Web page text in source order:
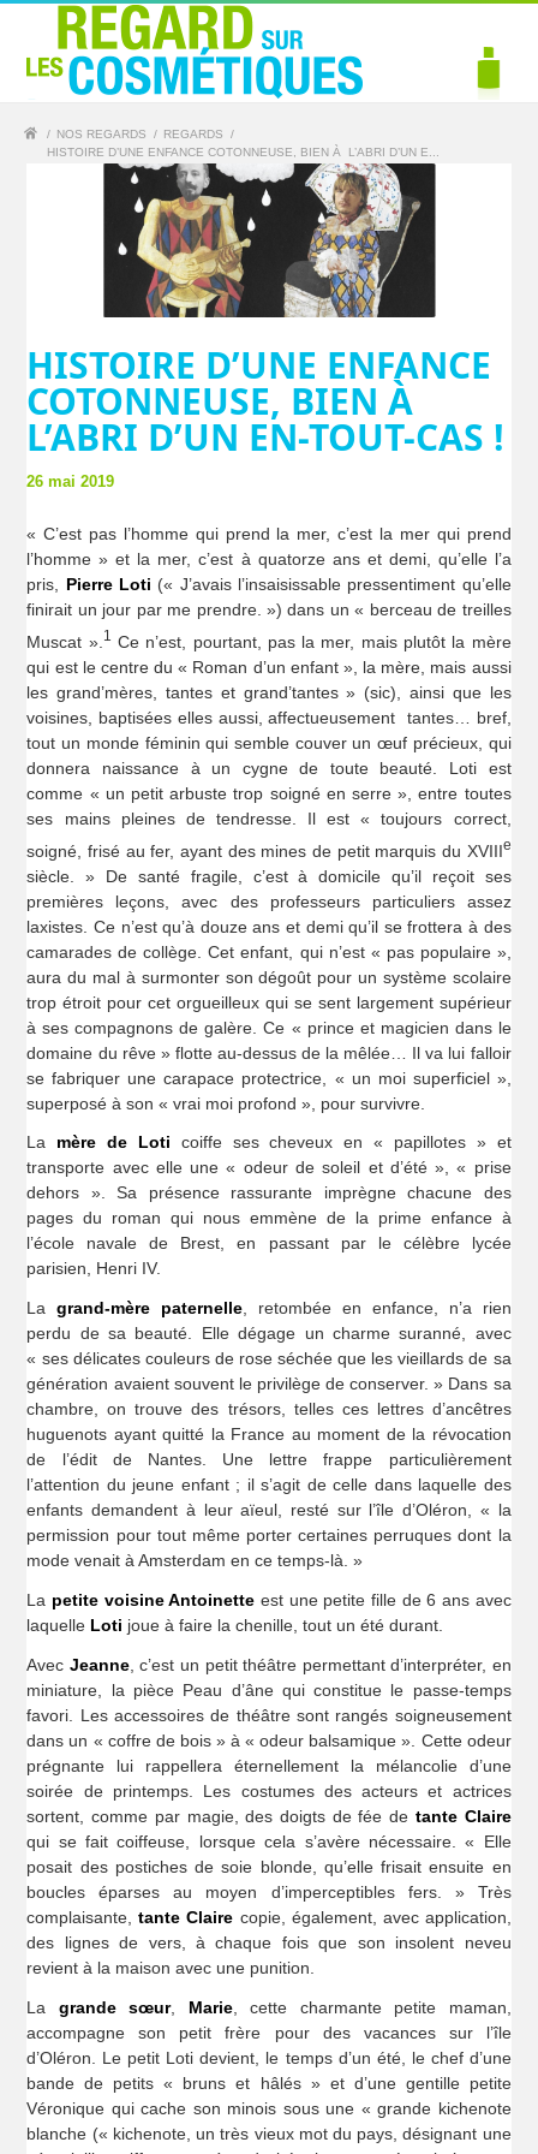
/ NOS REGARDS / REGARDS
/
HISTOIRE D’UNE ENFANCE COTONNEUSE, BIEN À L’ABRI D’UN E...
HISTOIRE D’UNE ENFANCE
COTONNEUSE, BIEN À
L’ABRI D’UN EN-TOUT-CAS !
26 mai 2019
« C’est pas l’homme qui prend la mer, c’est la mer qui prend
l’homme » et la mer, c’est à quatorze ans et demi, qu’elle l’a
pris, Pierre Loti (« J’avais l’insaisissable pressentiment qu’elle
finirait un jour par me prendre. ») dans un « berceau de treilles
Muscat ». 1
Ce n’est, pourtant, pas la mer, mais plutôt la mère
qui est le centre du « Roman d’un enfant », la mère, mais aussi
les grand’mères, tantes et grand’tantes » (sic), ainsi que les
voisines, baptisées elles aussi, affectueusement tantes… bref,
tout un monde féminin qui semble couver un œuf précieux, qui
donnera naissance à un cygne de toute beauté. Loti est
comme « un petit arbuste trop soigné en serre », entre toutes
ses mains pleines de tendresse. Il est « toujours correct,
soigné, frisé au fer, ayant des mines de petit marquis du XVIIIe
siècle. » De santé fragile, c’est à domicile qu’il reçoit ses
premières leçons, avec des professeurs particuliers assez
laxistes. Ce n’est qu’à douze ans et demi qu’il se frottera à des
camarades de collège. Cet enfant, qui n’est « pas populaire »,
aura du mal à surmonter son dégoût pour un système scolaire
trop étroit pour cet orgueilleux qui se sent largement supérieur
à ses compagnons de galère. Ce « prince et magicien dans le
domaine du rêve » flotte au-dessus de la mêlée… Il va lui falloir
se fabriquer une carapace protectrice, « un moi superficiel »,
superposé à son « vrai moi profond », pour survivre.
La mère de Loti coiffe ses cheveux en « papillotes » et
transporte avec elle une « odeur de soleil et d’été », « prise
dehors ». Sa présence rassurante imprègne chacune des
pages du roman qui nous emmène de la prime enfance à
l’école navale de Brest, en passant par le célèbre lycée
parisien, Henri IV.
Lagrand-mère paternelle, retombée en enfance, n’a rien
perdu de sa beauté. Elle dégage un charme suranné, avec
« ses délicates couleurs de rose séchée que les vieillards de sa
génération avaient souvent le privilège de conserver. » Dans sa
chambre, on trouve des trésors, telles ces lettres d’ancêtres
huguenots ayant quitté la France au moment de la révocation
de l’édit de Nantes. Une lettre frappe particulièrement
l’attention du jeune enfant ; il s’agit de celle dans laquelle des
enfants demandent à leur aïeul, resté sur l’île d’Oléron, « la
permission pour tout même porter certaines perruques dont la
mode venait à Amsterdam en ce temps-là. »
La petite voisine Antoinette est une petite fille de 6 ans avec
laquelle Loti joue à faire la chenille, tout un été durant.
Avec Jeanne, c’est un petit théâtre permettant d’interpréter, en
miniature, la pièce Peau d’âne qui constitue le passe-temps
favori. Les accessoires de théâtre sont rangés soigneusement
dans un « coffre de bois » à « odeur balsamique ». Cette odeur
prégnante lui rappellera éternellement la mélancolie d’une
soirée de printemps. Les costumes des acteurs et actrices
sortent, comme par magie, des doigts de fée de tante Claire
qui se fait coiffeuse, lorsque cela s’avère nécessaire. « Elle
posait des postiches de soie blonde, qu’elle frisait ensuite en
boucles éparses au moyen d’imperceptibles fers. » Très
complaisante,tante Claire copie, également, avec application,
des lignes de vers, à chaque fois que son insolent neveu
revient à la maison avec une punition.
La grande sœur, Marie, cette charmante petite maman,
accompagne son petit frère pour des vacances sur l’île
d’Oléron. Le petit Loti devient, le temps d’un été, le chef d’une
bande de petits « bruns et hâlés » et d’une gentille petite
Véronique qui cache son minois sous une « grande kichenote
blanche (« kichenote, un très vieux mot du pays, désignant une